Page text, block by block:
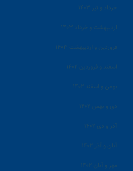
خرداد و تیر ۱۴۰۳
اردیبهشت و خرداد ۱۴۰۳
فروردین و اردیبهشت ۱۴۰۳
اسفند و فروردین ۱۴۰۲
بهمن و اسفند ۱۴۰۲
دی و بهمن ۱۴۰۲
آذر و دی ۱۴۰۲
آبان و آذر ۱۴۰۲
مهر و آبان ۱۴۰۲